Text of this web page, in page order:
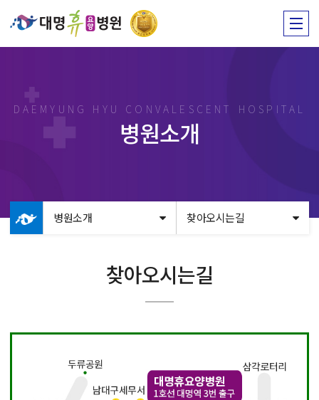
DAEMYUNG HYU CONVALESCENT HOSPITAL
병원소개
병원소개 찾아오시는길
찾아오시는길